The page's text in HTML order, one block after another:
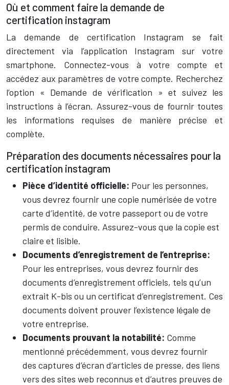
Où et comment faire la demande de
certification instagram
La demande de certification Instagram se fait
directement via l’application Instagram sur votre
smartphone. Connectez-vous à votre compte et
accédez aux paramètres de votre compte. Recherchez
l’option « Demande de vérification » et suivez les
instructions à l’écran. Assurez-vous de fournir toutes
les informations requises de manière précise et
complète.
Préparation des documents nécessaires pour la
certification instagram
Pièce d’identité officielle: Pour les personnes,
vous devrez fournir une copie numérisée de votre
carte d’identité, de votre passeport ou de votre
permis de conduire. Assurez-vous que la copie est
claire et lisible.
Documents d’enregistrement de l’entreprise:
Pour les entreprises, vous devrez fournir des
documents d’enregistrement officiels, tels qu’un
extrait K-bis ou un certificat d’enregistrement. Ces
documents doivent prouver l’existence légale de
votre entreprise.
Documents prouvant la notabilité: Comme
mentionné précédemment, vous devrez fournir
des captures d’écran d’articles de presse, des liens
vers des sites web reconnus et d’autres preuves de